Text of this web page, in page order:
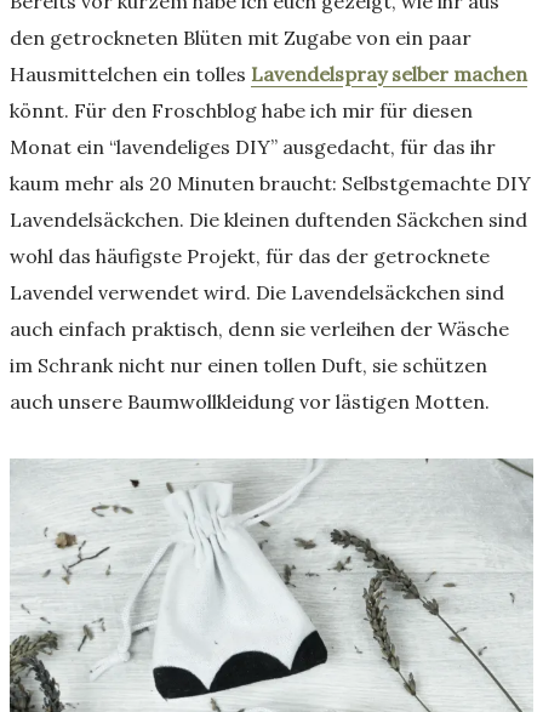
den getrockneten Blüten mit Zugabe von ein paar
Hausmittelchen ein tolles Lavendelspray selber machen
könnt. Für den Froschblog habe ich mir für diesen
Monat ein “lavendeliges DIY” ausgedacht, für das ihr
kaum mehr als 20 Minuten braucht: Selbstgemachte DIY
Lavendelsäckchen. Die kleinen duftenden Säckchen sind
wohl das häufigste Projekt, für das der getrocknete
Lavendel verwendet wird. Die Lavendelsäckchen sind
auch einfach praktisch, denn sie verleihen der Wäsche
im Schrank nicht nur einen tollen Duft, sie schützen
auch unsere Baumwollkleidung vor lästigen Motten.